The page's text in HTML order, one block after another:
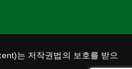
는 저작권법의 보호를 받으